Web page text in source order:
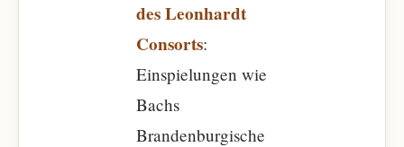
des Leonhardt
Consorts:
Einspielungen wie
Bachs
Brandenburgische